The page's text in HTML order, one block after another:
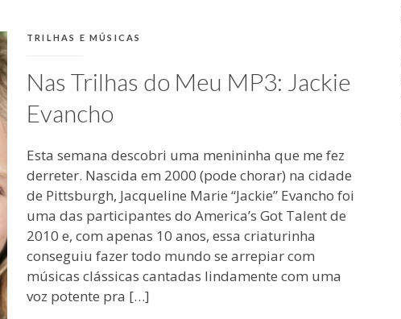
CATEGORIAS:
TRILHAS E MÚSICAS
Nas Trilhas do Meu MP3: Jackie
Evancho
Esta semana descobri uma menininha que me fez
derreter. Nascida em 2000 (pode chorar) na cidade
de Pittsburgh, Jacqueline Marie “Jackie” Evancho foi
uma das participantes do America’s Got Talent de
2010 e, com apenas 10 anos, essa criaturinha
conseguiu fazer todo mundo se arrepiar com
músicas clássicas cantadas lindamente com uma
voz potente pra […]